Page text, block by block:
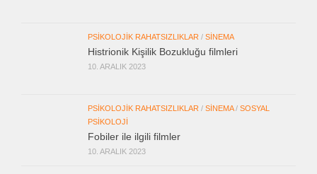
PSIKOLOJIK RAHATSIZLIKLAR / SINEMA
Histrionik Kişilik Bozukluğu filmleri
10. ARALIK 2023
PSIKOLOJIK RAHATSIZLIKLAR / SINEMA/ SOSYAL
PSIKOLOJI
Fobiler ile ilgili filmler
10. ARALIK 2023